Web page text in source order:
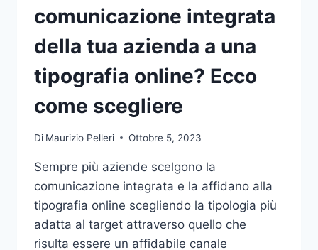
comunicazione integrata
della tua azienda a una
tipografia online? Ecco
come scegliere
Di Maurizio Pelleri Ottobre 5, 2023
Sempre più aziende scelgono la
comunicazione integrata e la affidano alla
tipografia online scegliendo la tipologia più
adatta al target attraverso quello che
risulta essere un affidabile canale